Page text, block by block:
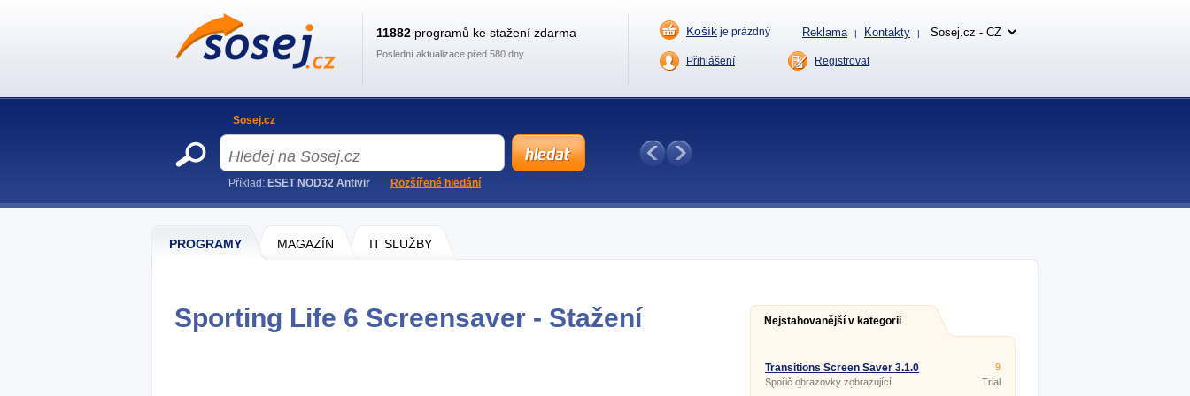
PROGRAMY MAGAZÍN IT SLUŽBY
Sporting Life 6 Screensaver - Stažení Nejstahovanější v kategorii
Transitions Screen Saver 3.1.0
Spořič obrazovky zobrazující
náhodně barevné nápisy.
9
Trial
11882 programů ke stažení zdarma
Poslední aktualizace před 580 dny
Košík je prázdný Reklama | Kontakty |
Přihlášení Registrovat
Sosej.cz
Příklad: ESET NOD32 Antivir Rozšířené hledání